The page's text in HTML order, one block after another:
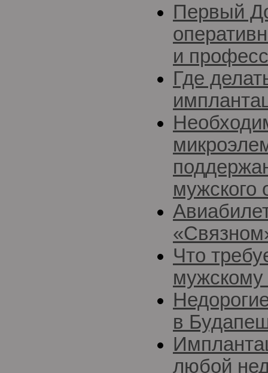
Первый
и
Где
мужского
Что
мужскому
в
любой